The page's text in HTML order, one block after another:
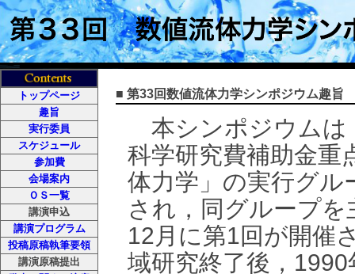
トップページ
趣旨
実行委員
スケジュール
参加費
会場案内
ＯＳ一覧
講演申込
講演プログラム
投稿原稿執筆要領
講演原稿提出
■ 第33回数値流体力学シンポジウム趣旨
本シンポジウムは
科学研究費補助金重
体力学」の実行グル
され，同グループ
12月に第1回が開催
域研究終了後，